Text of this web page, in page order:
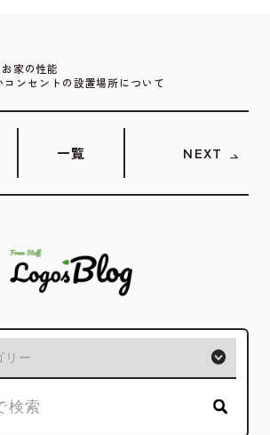
一覧 NEXT
お家の性能
ンセントの設置場所について